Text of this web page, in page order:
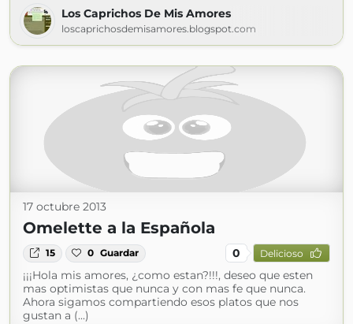
Los Caprichos De Mis Amores
loscaprichosdemisamores.blogspot.com
17 octubre 2013
Omelette a la Española
15 0 Guardar 0 Delicioso
¡¡¡Hola mis amores, ¿como estan?!!!, deseo que esten
mas optimistas que nunca y con mas fe que nunca.
Ahora sigamos compartiendo esos platos que nos
gustan a (...)